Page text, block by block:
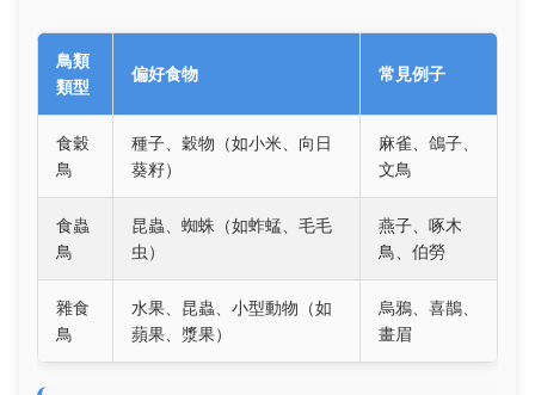
鳥類
類型
偏好食物 常見例子
食穀
鳥
種子、穀物（如小米、向日
葵籽）
麻雀、鴿子、
文鳥
食蟲
鳥
昆蟲、蜘蛛（如蚱蜢、毛毛
虫）
燕子、啄木
鳥、伯勞
雜食
鳥
水果、昆蟲、小型動物（如
蘋果、漿果）
烏鴉、喜鵲、
畫眉